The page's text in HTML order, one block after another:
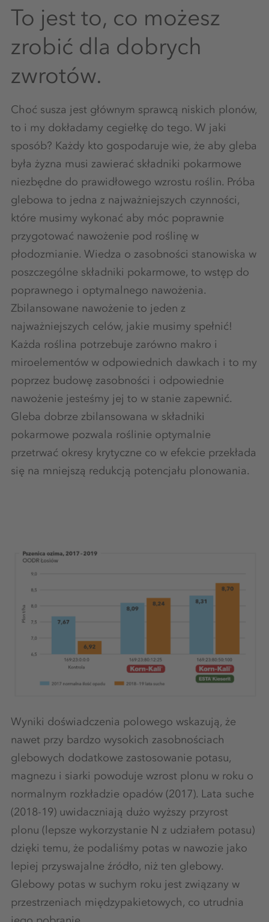
To jest to, co możesz
zrobić dla dobrych
zwrotów.
Choć susza jest głównym sprawcą niskich plonów,
to i my dokładamy cegiełkę do tego. W jaki
sposób? Każdy kto gospodaruje wie, że aby gleba
była żyzna musi zawierać składniki pokarmowe
niezbędne do prawidłowego wzrostu roślin. Próba
glebowa to jedna z najważniejszych czynności,
które musimy wykonać aby móc poprawnie
przygotować nawożenie pod roślinę w
płodozmianie. Wiedza o zasobności stanowiska w
poszczególne składniki pokarmowe, to wstęp do
poprawnego i optymalnego nawożenia.
Zbilansowane nawożenie to jeden z
najważniejszych celów, jakie musimy spełnić!
Każda roślina potrzebuje zarówno makro i
miroelementów w odpowiednich dawkach i to my
poprzez budowę zasobności i odpowiednie
nawożenie jesteśmy jej to w stanie zapewnić.
Gleba dobrze zbilansowana w składniki
pokarmowe pozwala roślinie optymalnie
przetrwać okresy krytyczne co w efekcie przekłada
się na mniejszą redukcją potencjału plonowania.
Wyniki doświadczenia polowego wskazują, że
nawet przy bardzo wysokich zasobnościach
glebowych dodatkowe zastosowanie potasu,
magnezu i siarki powoduje wzrost plonu w roku o
normalnym rozkładzie opadów (2017). Lata suche
(2018-19) uwidaczniają dużo wyższy przyrost
plonu (lepsze wykorzystanie N z udziałem potasu)
dzięki temu, że podaliśmy potas w nawozie jako
lepiej przyswajalne źródło, niż ten glebowy.
Glebowy potas w suchym roku jest związany w
przestrzeniach międzypakietowych, co utrudnia